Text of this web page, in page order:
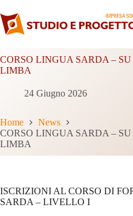
al
contenuto
CORSO LINGUA SARDA –
LIMBA
24 Giugno 2026
Home
News
CORSO LINGUA SARDA –
LIMBA
ISCRIZIONI AL CORSO DI
SARDA – LIVELLO I